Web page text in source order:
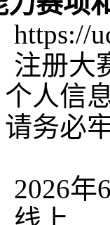
https://
注册大
人信
务必
2026年